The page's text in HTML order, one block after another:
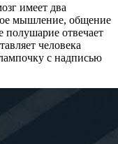
имеет два
мышление, общение
полушарие отвечает
человека
с надписью